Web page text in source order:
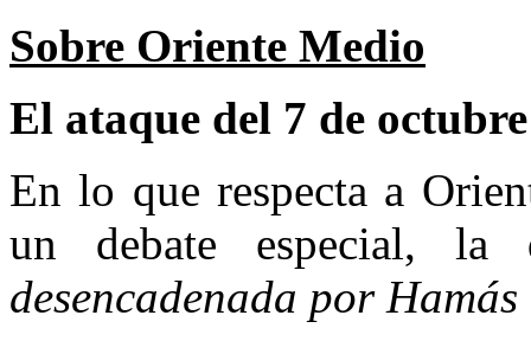
Sobre Oriente Medio
El ataque del 7 de
En lo que respecta a
un debate especial,
desencadenada por